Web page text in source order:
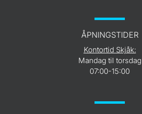
ÅPNINGSTIDER
Kontortid Skjåk:
Mandag til torsdag
07:00-15:00